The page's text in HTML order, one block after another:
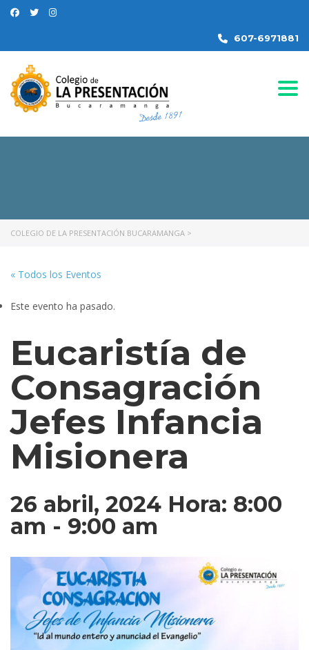
607-6971881
COLEGIO DE LA PRESENTACIÓN BUCARAMANGA >
« Todos los Eventos
Este evento ha pasado.
Eucaristía de
Consagración
Jefes Infancia
Misionera
26 abril, 2024 Hora: 8:00
am - 9:00 am